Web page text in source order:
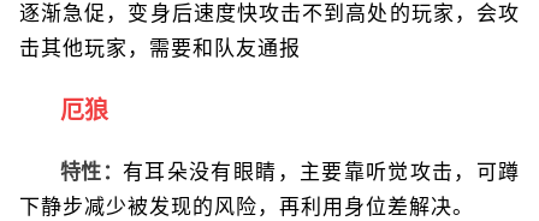
逐渐急促，变身后速度快攻击不到高处的玩家，会攻
击其他玩家，需要和队友通报
厄狼
特性： 有耳朵没有眼睛，主要靠听觉攻击，可蹲
下静步减少被发现的风险，再利用身位差解决。